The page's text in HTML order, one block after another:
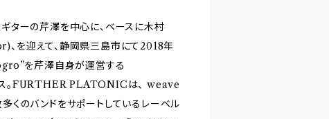
ターの芹澤を中心に、ベースに木村
を迎えて、静岡県三島市にて2018年
を芹澤自身が運営する
。FURTHER PLATONICは、 weave
くのバンドをサポートしているレーベル